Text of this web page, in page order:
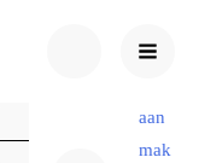
Acc
aan
mak